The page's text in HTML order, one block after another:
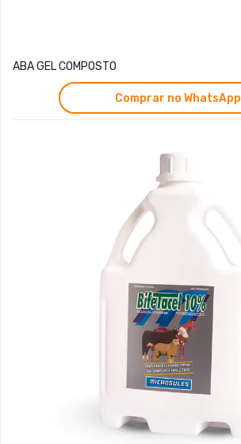
ABA GEL COMPOSTO
Comprar no WhatsApp